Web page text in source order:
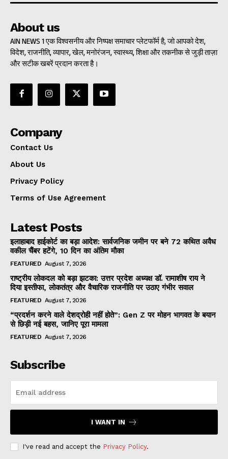
About us
AIN NEWS 1 एक विश्वसनीय और निष्पक्ष समाचार प्लेटफॉर्म है, जो आपको देश,
विदेश, राजनीति, व्यापार, खेल, मनोरंजन, स्वास्थ्य, शिक्षा और तकनीक से जुड़ी ताज़ा
और सटीक खबरें प्रदान करता है।
Company
Contact Us
About Us
Privacy Policy
Terms of Use Agreement
Latest Posts
इलाहाबाद हाईकोर्ट का बड़ा आदेश: सार्वजनिक जमीन पर बने 72 कथित अवैध
वकील चैंबर हटेंगे, 10 दिन का अंतिम मौका
FEATURED August 7, 2026
राष्ट्रीय लोकदल को बड़ा झटका: उत्तर प्रदेश अध्यक्ष डॉ. रामाशीष राय ने
दिया इस्तीफा, लोकतंत्र और वैचारिक राजनीति पर उठाए गंभीर सवाल
FEATURED August 7, 2026
“प्रदर्शन करने वाले देशद्रोही नहीं होते”: Gen Z पर मोहन भागवत के बयान
से छिड़ी नई बहस, जानिए पूरा मामला
FEATURED August 7, 2026
Subscribe
I WANT IN
I've read and accept the Privacy Policy.